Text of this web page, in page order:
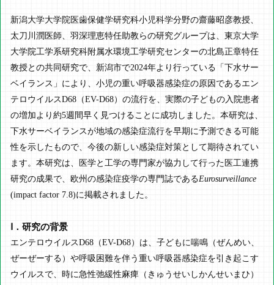
新潟大学大学院医歯保健学研究科小児科学分野の齋藤昭彦教授、
太刀川潤医師、羽深理恵特任助教らの研究グループは、東京大学
大学院工学系研究科附属水環境工学研究センターの北島正章特任
教授との共同研究で、新潟市で2024年より行っている「下水サー
ベイランス」により、小児の重い呼吸器感染症の原因であるエン
テロウイルスD68（EV-D68）の流行を、実際の子どもの入院患者
の増加より約5週間早く見つけることに成功しました。本研究は、
下水サーベイランスが地域の感染症流行を早期に予測できる可能
性を示したもので、今後の新しい感染症対策として期待されてい
ます。本研究は、医学と工学の専門家が協力して行った医工連携
研究の成果で、欧州の感染症疫学の専門誌であるEurosurveillance
(impact factor 7.8)に掲載されました。
Ⅰ．研究の背景
エンテロウイルスD68（EV-D68）は、子どもに喘鳴（ぜんめい、
ぜーぜーする）や呼吸困難を伴う重い呼吸器感染症を引き起こす
ウイルスで、時に急性弛緩性麻痺（きゅうせいしかんせいまひ）